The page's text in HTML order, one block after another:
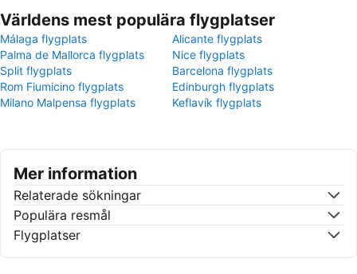
Världens mest populära flygplatser
Málaga flygplats
Alicante flygplats
Palma de Mallorca flygplats
Nice flygplats
Split flygplats
Barcelona flygplats
Rom Fiumicino flygplats
Edinburgh flygplats
Milano Malpensa flygplats
Keflavík flygplats
Mer information
Relaterade sökningar
Populära resmål
Flygplatser